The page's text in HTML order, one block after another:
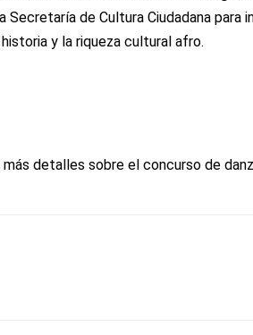
Secretaría de Cultura Ciudadana para
y la riqueza cultural afro.
más detalles sobre el concurso de